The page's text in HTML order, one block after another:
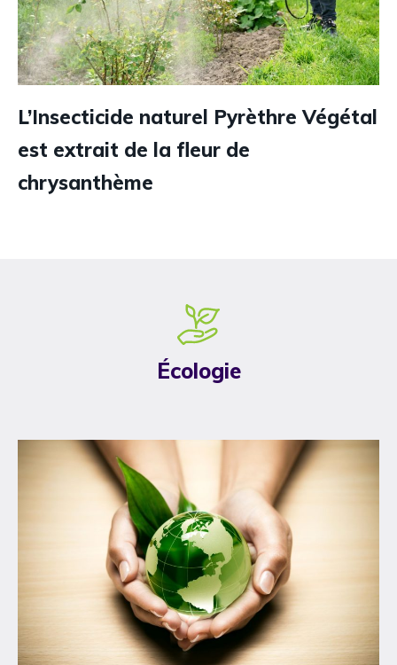
L’Insecticide naturel Pyrèthre Végétal
est extrait de la fleur de
chrysanthème
Écologie